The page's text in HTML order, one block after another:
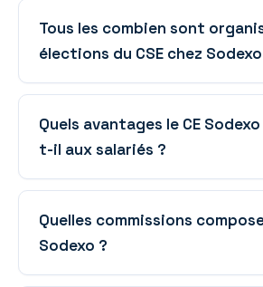
Tous les combien sont
élections du CSE chez
Quels avantages le CE
t-il aux salariés ?
Quelles commissions
Sodexo ?